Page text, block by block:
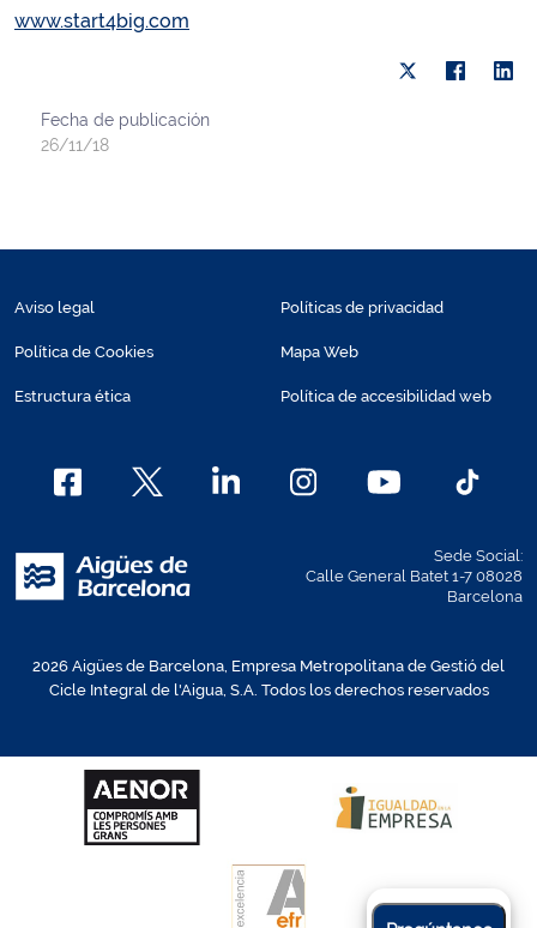
www.start4big.com
Fecha de publicación
26/11/18
Aviso legal
Política de Cookies
Estructura ética
Políticas de privacidad
Mapa Web
Política de accesibilidad web
Sede Social:
Calle General Batet 1-7 08028
Barcelona
2026 Aigües de Barcelona, Empresa Metropolitana de Gestió del
Cicle Integral de l'Aigua, S.A. Todos los derechos reservados